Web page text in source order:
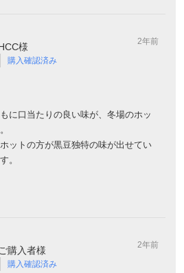
様
購入確認済み
2年前
に口当たりの良い味が、冬場のホッ
ットの方が黒豆独特の味が出せてい
。
ご購入者様
購入確認済み
2年前